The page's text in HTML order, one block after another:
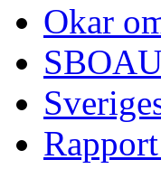
Okar